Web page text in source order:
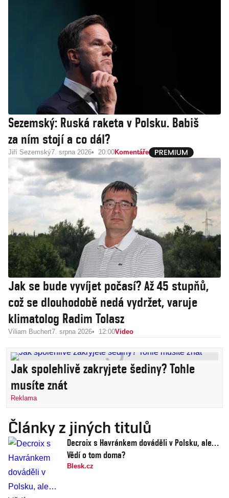
Sezemský: Ruská raketa v Polsku. Babiš
za ním stojí a co dál?
Jiří Sezemský7. srpna 2026 20:00Komentáře
Jak se bude vyvíjet počasí? Až 45 stupňů,
což se dlouhodobě nedá vydržet, varuje
klimatolog Radim Tolasz
Viliam Buchert7. srpna 2026 12:00Video
Jak spolehlivě zakryjete šediny? Tohle
musíte znát
Reklama
Články z jiných titulů
Decroix s Havránkem dováděli v Polsku, ale…
Vědí o tom doma?
Blesk.cz